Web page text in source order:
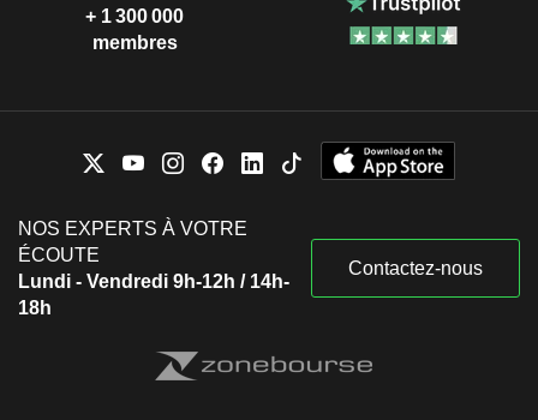
+ 1 300 000
membres
NOS EXPERTS À VOTRE
ÉCOUTE
Lundi - Vendredi 9h-12h / 14h-
18h
Contactez-nous